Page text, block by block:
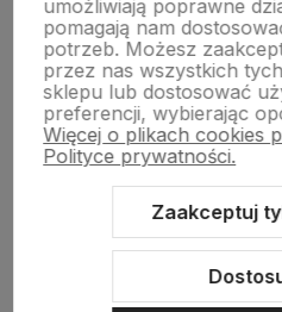
Płatności i dostawa
Informacje
umożliwiają poprawne
pomagają nam
potrzeb. Możesz
przez nas wszystkich
sklepu lub dostosować
preferencji, wybierając
Więcej o plikach cookies
Polityce prywatności.
Zaakceptuj